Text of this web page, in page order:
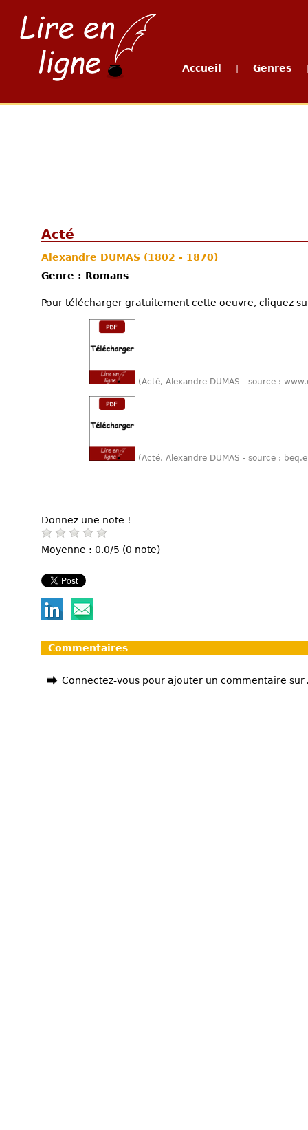
Accueil Genres
Acté
Alexandre DUMAS (1802 - 1870)
Genre : Romans
Pour télécharger gratuitement cette oeuvre, cliquez
(Acté, Alexandre DUMAS - source :
(Acté, Alexandre DUMAS - source :
Donnez une note !
Moyenne : 0.0/5 (0 note)
Commentaires
Connectez-vous pour ajouter un commentaire sur